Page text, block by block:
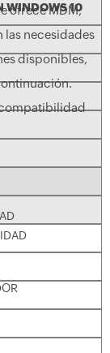
WINDOWS 10
ofrece MDM,
necesidades
disponibles,